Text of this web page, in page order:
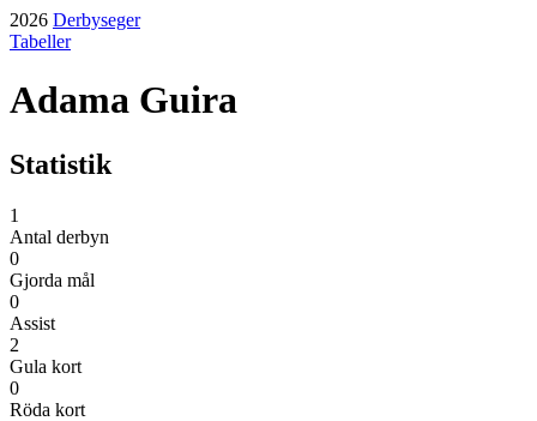
2026 Derbyseger
Tabeller
Adama Guira
Statistik
1
Antal derbyn
0
Gjorda mål
0
Assist
2
Gula kort
0
Röda kort